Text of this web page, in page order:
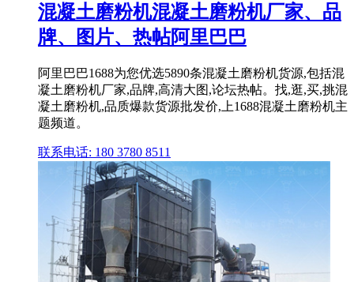
混凝土磨粉机混凝土磨粉机厂家、品
牌、图片、热帖阿里巴巴
阿里巴巴1688为您优选5890条混凝土磨粉机货源,包括混
凝土磨粉机厂家,品牌,高清大图,论坛热帖。找,逛,买,挑混
凝土磨粉机,品质爆款货源批发价,上1688混凝土磨粉机主
题频道。
联系电话: 180 3780 8511